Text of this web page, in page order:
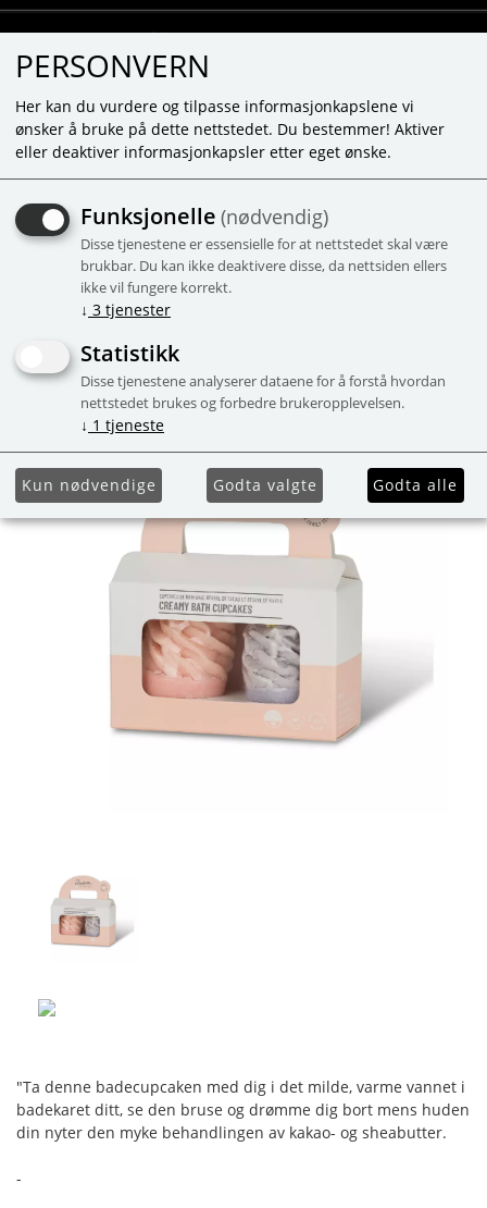
PRESENTFÖRPACKNING
MED 2 BADBOMBER
CUPCAKES
Jordgubb och lavendel, 97-98% naturliga
ingredienser, 2x70g
Kampagne
"Ta denne badecupcaken med dig i det milde, varme vannet i
badekaret ditt, se den bruse og drømme dig bort mens huden
din nyter den myke behandlingen av kakao- og sheabutter.
-
PERSONVERN
Her kan du vurdere og tilpasse informasjonkapslene vi
ønsker å bruke på dette nettstedet. Du bestemmer! Aktiver
eller deaktiver informasjonkapsler etter eget ønske.
Funksjonelle (nødvendig)
Disse tjenestene er essensielle for at nettstedet skal være
brukbar. Du kan ikke deaktivere disse, da nettsiden ellers
ikke vil fungere korrekt.
↓ 3 tjenester
Statistikk
Disse tjenestene analyserer dataene for å forstå hvordan
nettstedet brukes og forbedre brukeropplevelsen.
↓ 1 tjeneste
Kun nødvendige Godta valgte Godta alle